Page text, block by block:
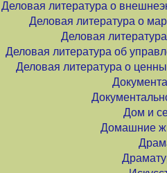
Деловая литература о
Деловая литература о
Деловая
Деловая литература об
Деловая литература о
Дом и
Домашние